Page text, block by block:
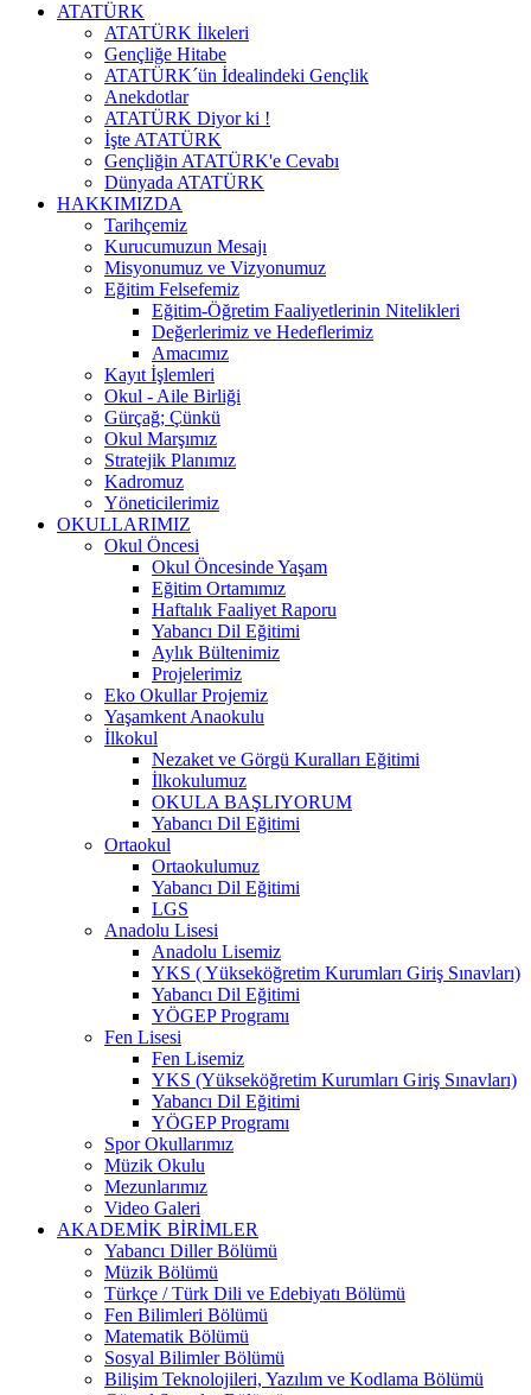
ATATÜRK
ATATÜRK İlkeleri
Gençliğe Hitabe
ATATÜRK´ün İdealindeki Gençlik
Anekdotlar
ATATÜRK Diyor ki !
İşte ATATÜRK
Gençliğin ATATÜRK'e Cevabı
Dünyada ATATÜRK
HAKKIMIZDA
Tarihçemiz
Kurucumuzun Mesajı
Misyonumuz ve Vizyonumuz
Eğitim Felsefemiz
Eğitim-Öğretim Faaliyetlerinin Nitelikleri
Değerlerimiz ve Hedeflerimiz
Amacımız
Kayıt İşlemleri
Okul - Aile Birliği
Gürçağ; Çünkü
Okul Marşımız
Stratejik Planımız
Kadromuz
Yöneticilerimiz
OKULLARIMIZ
Okul Öncesi
Okul Öncesinde Yaşam
Eğitim Ortamımız
Haftalık Faaliyet Raporu
Yabancı Dil Eğitimi
Aylık Bültenimiz
Projelerimiz
Eko Okullar Projemiz
Yaşamkent Anaokulu
İlkokul
Nezaket ve Görgü Kuralları Eğitimi
İlkokulumuz
OKULA BAŞLIYORUM
Yabancı Dil Eğitimi
Ortaokul
Ortaokulumuz
Yabancı Dil Eğitimi
LGS
Anadolu Lisesi
Anadolu Lisemiz
YKS ( Yükseköğretim Kurumları Giriş Sınavları)
Yabancı Dil Eğitimi
YÖGEP Programı
Fen Lisesi
Fen Lisemiz
YKS (Yükseköğretim Kurumları Giriş Sınavları)
Yabancı Dil Eğitimi
YÖGEP Programı
Spor Okullarımız
Müzik Okulu
Mezunlarımız
Video Galeri
AKADEMİK BİRİMLER
Yabancı Diller Bölümü
Müzik Bölümü
Türkçe / Türk Dili ve Edebiyatı Bölümü
Fen Bilimleri Bölümü
Matematik Bölümü
Sosyal Bilimler Bölümü
Bilişim Teknolojileri, Yazılım ve Kodlama Bölümü